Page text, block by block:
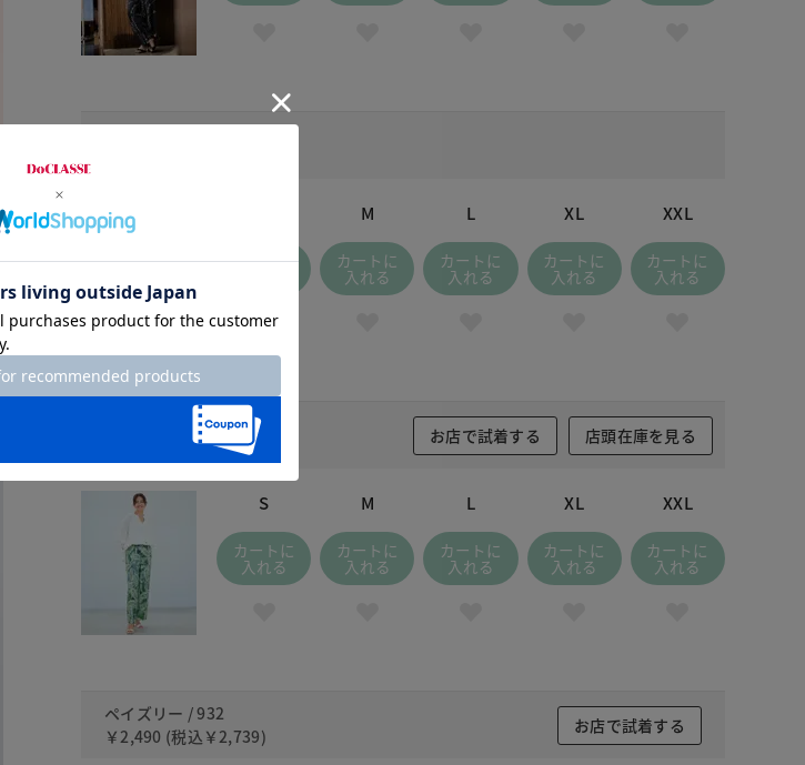
カートに
M
カートに
入れる
L
カートに
入れる
XL
カートに
入れる
XXL
カートに
入れる
グリーン / 500
(税込￥2,739
お店で試着する 店頭在庫を見る
S
カートに
入れる
M
カートに
入れる
L
カートに
入れる
XL
カートに
入れる
XXL
カートに
入れる
ペイズリー / 932
￥2,490 (税込 ￥2,739)
お店で試着する